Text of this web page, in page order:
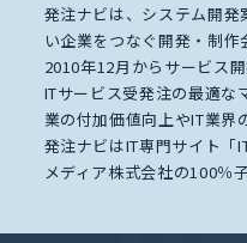
発注ナビは、システム開
い企業をつなぐ開発・制作
2010年12月からサービス開
ITサービス受発注の最適な
業の付加価値向上やIT業界
発注ナビはIT専門サイト「
メディア株式会社の100％